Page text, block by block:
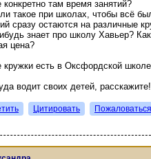
конкретно там время занятий?
такое при школах, чтобы всё
сразу остаются на различные
знает про школу Хавьер?
цена?
кружки есть в Оксфордской
водит своих детей, расскажите!
Цитировать Пожаловаться